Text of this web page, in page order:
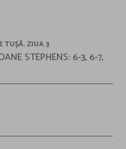
TUȘĂ. ZIUA 3
STEPHENS: 6-3, 6-7,